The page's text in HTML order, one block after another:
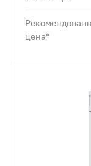
цена*